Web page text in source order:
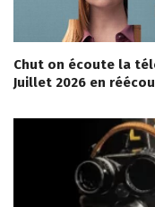
Chut on écoute la
Juillet 2026 en